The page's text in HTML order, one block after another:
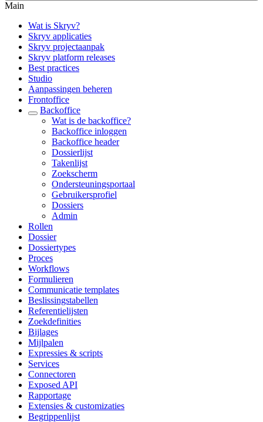
Main
Wat is Skryv?
Skryv applicaties
Skryv projectaanpak
Skryv platform releases
Best practices
Studio
Aanpassingen beheren
Frontoffice
Backoffice
Wat is de backoffice?
Backoffice inloggen
Backoffice header
Dossierlijst
Takenlijst
Zoekscherm
Ondersteuningsportaal
Gebruikersprofiel
Dossiers
Admin
Rollen
Dossier
Dossiertypes
Proces
Workflows
Formulieren
Communicatie templates
Beslissingstabellen
Referentielijsten
Zoekdefinities
Bijlages
Mijlpalen
Expressies & scripts
Services
Connectoren
Exposed API
Rapportage
Extensies & customizaties
Begrippenlijst